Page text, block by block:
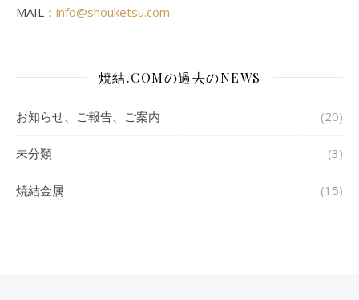
MAIL： info@shouketsu.com
焼結.COMの過去のNEWS
お知らせ、ご報告、ご案内 (20)
未分類 (3)
焼結金属 (15)